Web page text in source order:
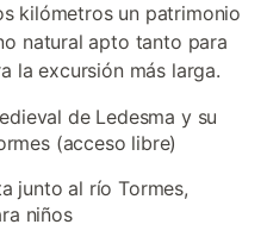
kilómetros un patrimonio
natural apto tanto para
la excursión más larga.
de Ledesma y su
(acceso libre)
junto al río Tormes,
niños